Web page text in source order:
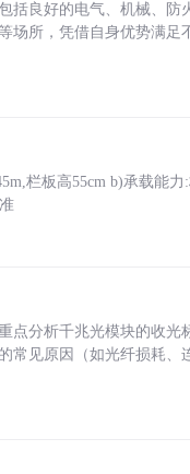
括良好的电气、机械、防
场所，凭借自身优势满足
栏板高55cm b)承载能
分析千兆光模块的收光
常见原因（如光纤损耗、